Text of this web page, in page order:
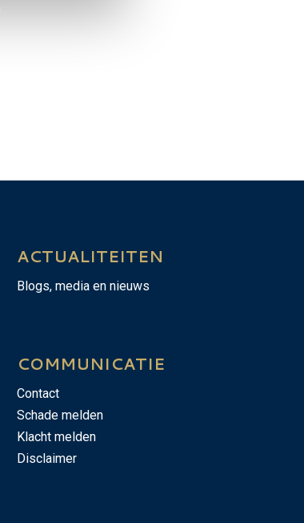
ACTUALITEITEN
Blogs, media en nieuws
COMMUNICATIE
Contact
Schade melden
Klacht melden
Disclaimer